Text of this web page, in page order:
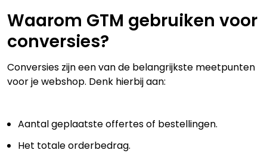
Waarom GTM gebruiken voor
conversies?
Conversies zijn een van de belangrijkste meetpunten
voor je webshop. Denk hierbij aan:
Aantal geplaatste offertes of bestellingen.
Het totale orderbedrag.